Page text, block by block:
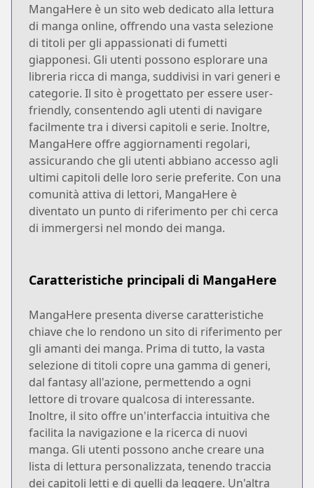
MangaHere è un sito web dedicato alla lettura
di manga online, offrendo una vasta selezione
di titoli per gli appassionati di fumetti
giapponesi. Gli utenti possono esplorare una
libreria ricca di manga, suddivisi in vari generi e
categorie. Il sito è progettato per essere user-
friendly, consentendo agli utenti di navigare
facilmente tra i diversi capitoli e serie. Inoltre,
MangaHere offre aggiornamenti regolari,
assicurando che gli utenti abbiano accesso agli
ultimi capitoli delle loro serie preferite. Con una
comunità attiva di lettori, MangaHere è
diventato un punto di riferimento per chi cerca
di immergersi nel mondo dei manga.
Caratteristiche principali di MangaHere
MangaHere presenta diverse caratteristiche
chiave che lo rendono un sito di riferimento per
gli amanti dei manga. Prima di tutto, la vasta
selezione di titoli copre una gamma di generi,
dal fantasy all'azione, permettendo a ogni
lettore di trovare qualcosa di interessante.
Inoltre, il sito offre un'interfaccia intuitiva che
facilita la navigazione e la ricerca di nuovi
manga. Gli utenti possono anche creare una
lista di lettura personalizzata, tenendo traccia
dei capitoli letti e di quelli da leggere. Un'altra